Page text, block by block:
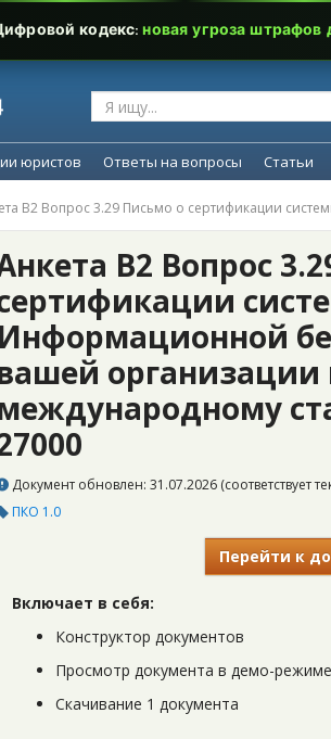
юристов Ответы на вопросы Статьи
В2 Вопрос 3.29 Письмо о сертификации
В2 Вопрос
Информационной
организации
Документ обновлен: 31.07.2026 (соответствует
ПКО 1.0
Перейти к
Включает в себя:
Конструктор документов
Просмотр документа в демо-
Скачивание 1 документа
кодекс:новая угроза штрафов